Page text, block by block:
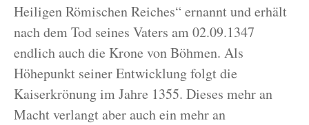
Heiligen Römischen Reiches“ ernannt und erhält
nach dem Tod seines Vaters am 02.09.1347
endlich auch die Krone von Böhmen. Als
Höhepunkt seiner Entwicklung folgt die
Kaiserkrönung im Jahre 1355. Dieses mehr an
Macht verlangt aber auch ein mehr an